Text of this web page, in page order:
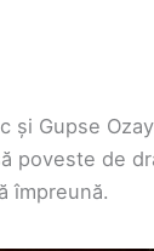
și Gupse
poveste de
împreună.